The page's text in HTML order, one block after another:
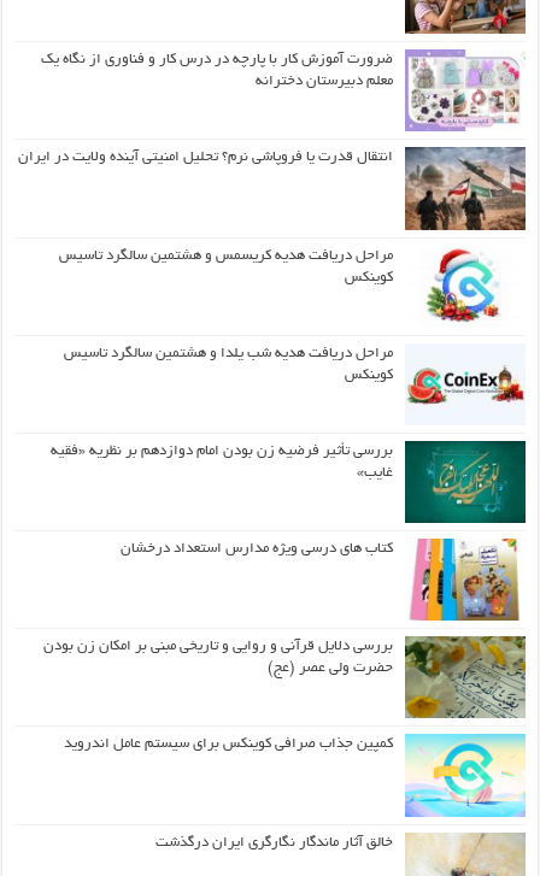
ضرورت آموزش کار با پارچه در درس کار و فناوری از نگاه یک
معلم دبیرستان دخترانه
انتقال قدرت یا فروپاشی نرم؟ تحلیل امنیتی آینده ولایت در ایران
مراحل دریافت هدیه کریسمس و هشتمین سالگرد تاسیس
کوینکس
مراحل دریافت هدیه شب یلدا و هشتمین سالگرد تاسیس
کوینکس
بررسی تأثیر فرضیه زن بودن امام دوازدهم بر نظریه «فقیه
غایب»
کتاب های درسی ویژه مدارس استعداد درخشان
بررسی دلایل قرآنی و روایی و تاریخی مبنی بر امکان زن بودن
حضرت ولی عصر (عج)
کمپین جذاب صرافی کوینکس برای سیستم عامل اندروید
خالق آثار ماندگار نگارگری ایران درگذشت